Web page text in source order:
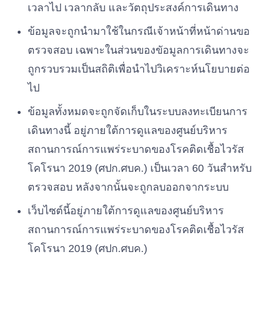
เวลาไป เวลากลับ และวัตถุประสงค์การเดินทาง
ข้อมูลจะถูกนำมาใช้ในกรณีเจ้าหน้าที่หน้าด่านขอ
ตรวจสอบ เฉพาะในส่วนของขัอมูลการเดินทางจะ
ถูกรวบรวมเป็นสถิติเพื่อนำไปวิเคราะห์นโยบายต่อ
ไป
ข้อมูลทั้งหมดจะถูกจัดเก็บในระบบลงทะเบียนการ
เดินทางนี้ อยู่ภายใต้การดูแลของศูนย์บริหาร
สถานการณ์การแพร่ระบาดของโรคติดเชื้อไวรัส
โคโรนา 2019 (ศปก.ศบค.) เป็นเวลา 60 วันสำหรับ
ตรวจสอบ หลังจากนั้นจะถูกลบออกจากระบบ
เว็บไซต์นี้อยู่ภายใต้การดูแลของศูนย์บริหาร
สถานการณ์การแพร่ระบาดของโรคติดเชื้อไวรัส
โคโรนา 2019 (ศปก.ศบค.)